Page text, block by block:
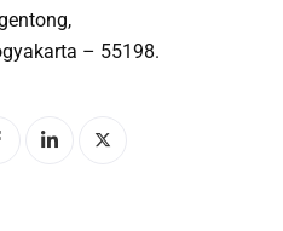
– 55198.